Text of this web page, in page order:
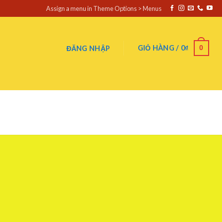
Assign a menu in Theme Options > Menus
ĐĂNG NHẬP GIỎ HÀNG / 0₫ 0